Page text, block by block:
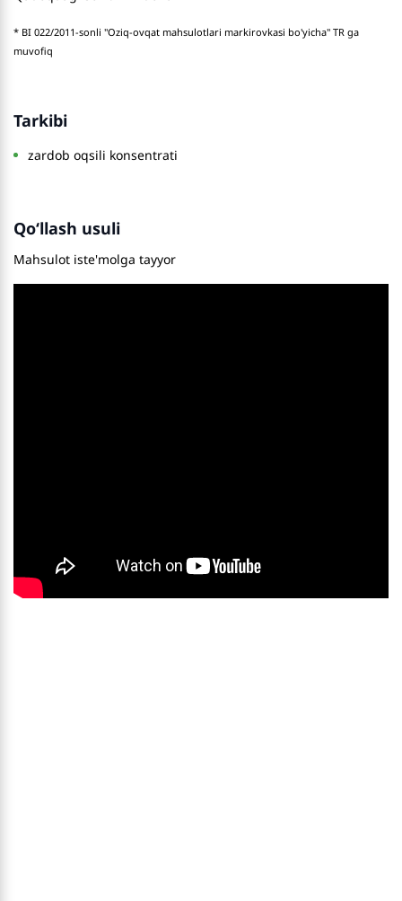
* BI 022/2011-sonli "Oziq-ovqat mahsulotlari markirovkasi bo'yicha" TR ga
muvofiq
Tarkibi
zardob oqsili konsentrati
Qo‘llash usuli
Mahsulot iste'molga tayyor